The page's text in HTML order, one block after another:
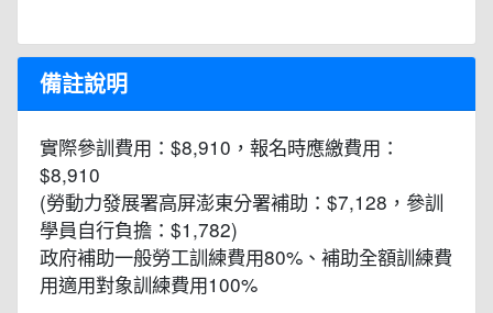
備註說明
實際參訓費用：$8,910，報名時應繳費用：
$8,910
(勞動力發展署高屏澎東分署補助：$7,128，參訓
學員自行負擔：$1,782)
政府補助一般勞工訓練費用80%、補助全額訓練費
用適用對象訓練費用100%